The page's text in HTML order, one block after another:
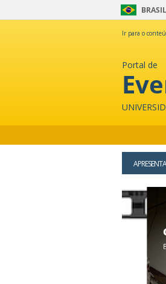
BRASIL
Ir para o
Portal de